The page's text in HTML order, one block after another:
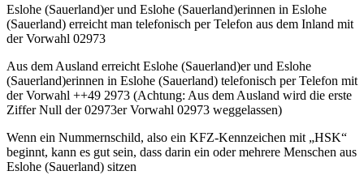
Eslohe (Sauerland)er und Eslohe (Sauerland)erinnen in Eslohe
(Sauerland) erreicht man telefonisch per Telefon aus dem Inland mit
der Vorwahl 02973
Aus dem Ausland erreicht Eslohe (Sauerland)er und Eslohe
(Sauerland)erinnen in Eslohe (Sauerland) telefonisch per Telefon mit
der Vorwahl ++49 2973 (Achtung: Aus dem Ausland wird die erste
Ziffer Null der 02973er Vorwahl 02973 weggelassen)
Wenn ein Nummernschild, also ein KFZ-Kennzeichen mit „HSK“
beginnt, kann es gut sein, dass darin ein oder mehrere Menschen aus
Eslohe (Sauerland) sitzen